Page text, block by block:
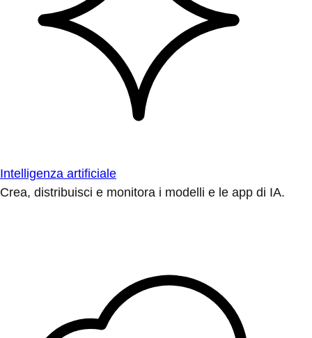
Intelligenza artificiale
Crea, distribuisci e monitora i modelli e le app di IA.